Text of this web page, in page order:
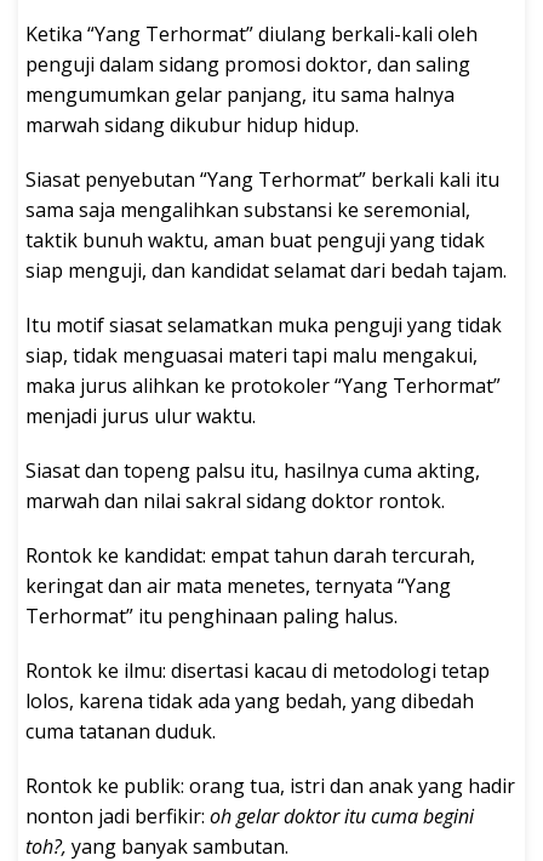
Ketika “Yang Terhormat” diulang berkali-kali oleh
penguji dalam sidang promosi doktor, dan saling
mengumumkan gelar panjang, itu sama halnya
marwah sidang dikubur hidup hidup.
Siasat penyebutan “Yang Terhormat” berkali kali itu
sama saja mengalihkan substansi ke seremonial,
taktik bunuh waktu, aman buat penguji yang tidak
siap menguji, dan kandidat selamat dari bedah tajam.
Itu motif siasat selamatkan muka penguji yang tidak
siap, tidak menguasai materi tapi malu mengakui,
maka jurus alihkan ke protokoler “Yang Terhormat”
menjadi jurus ulur waktu.
Siasat dan topeng palsu itu, hasilnya cuma akting,
marwah dan nilai sakral sidang doktor rontok.
Rontok ke kandidat: empat tahun darah tercurah,
keringat dan air mata menetes, ternyata “Yang
Terhormat” itu penghinaan paling halus.
Rontok ke ilmu: disertasi kacau di metodologi tetap
lolos, karena tidak ada yang bedah, yang dibedah
cuma tatanan duduk.
Rontok ke publik: orang tua, istri dan anak yang hadir
nonton jadi berfikir: oh gelar doktor itu cuma begini
toh?, yang banyak sambutan.